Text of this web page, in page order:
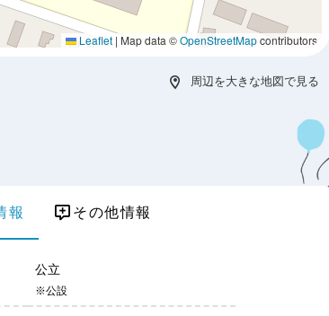
Leaflet | Map data ©OpenStreetMapcontributors
周辺を大きな地図で見る
報 その他情報
公立
※公設